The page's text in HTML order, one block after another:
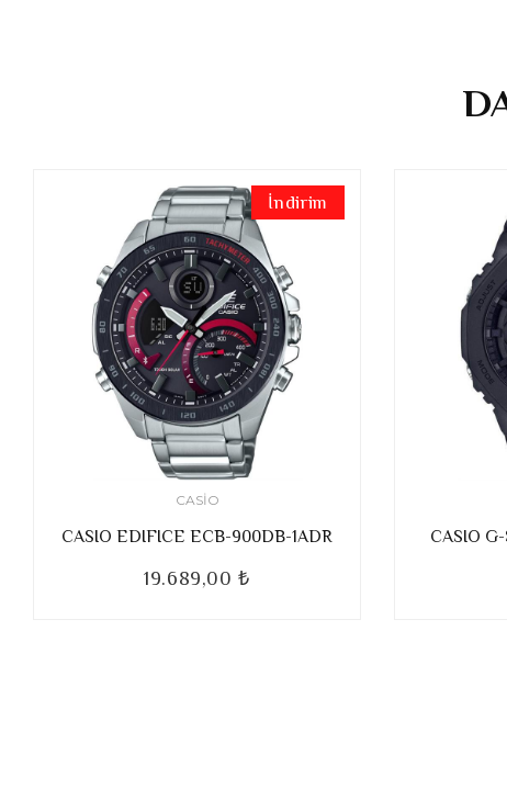
İndirim
CASIO
CASIO EDIFICE ECB-900DB-1ADR
19.689,00 ₺
CASIO